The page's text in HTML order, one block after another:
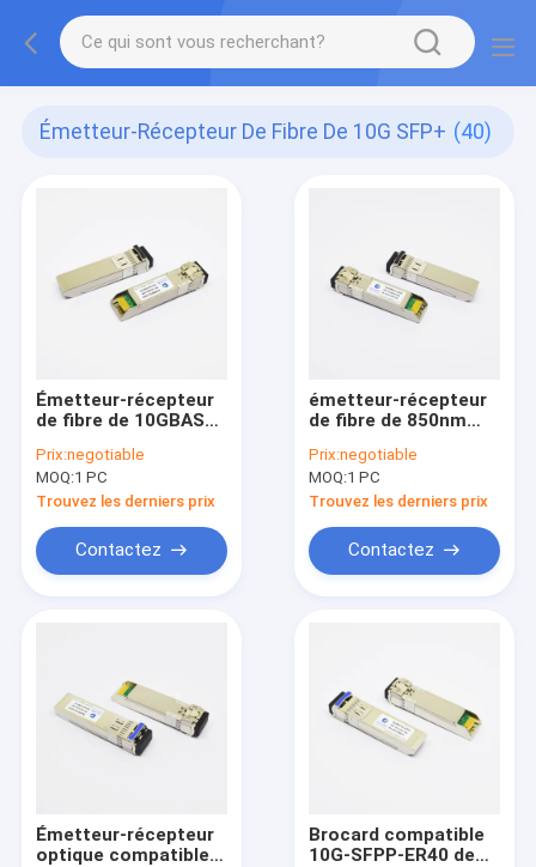
Émetteur-Récepteur De Fibre De 10G SFP+ (40)
Émetteur-récepteur
de fibre de 10GBASE-
Prix:negotiable
MOQ:1 PC
Trouvez les derniers prix
Contactez
émetteur-récepteur
de fibre de 850nm
Prix:negotiable
MOQ:1 PC
Trouvez les derniers prix
Contactez
Émetteur-récepteur
optique compatible
Brocard compatible
10G-SFPP-ER40 de